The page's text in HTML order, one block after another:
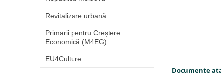
Revitalizare urbană
Primarii pentru Creștere
Economică (M4EG)
EU4Culture
Documente